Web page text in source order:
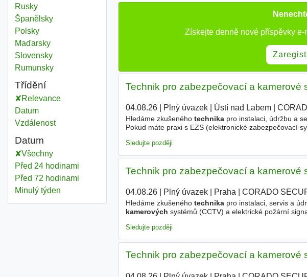
Rusky
Španělsky
Polsky
Maďarsky
Slovensky
Rumunsky
Třídění
Relevance
Datum
Vzdálenost
Datum
Všechny
Před 24 hodinami
Před 72 hodinami
Minulý týden
Získejte denně nové příspěvky
Technik pro zabezpečovací a kamerové
04.08.26| Plný úvazek| Ústí nad Labem|
Hledáme zkušeného technikapro instalaci, údržbu a
Pokud máte praxi s EZS (elektronické zabezpečovací
Sledujte později
Technik pro zabezpečovací a kamerové
04.08.26| Plný úvazek| Praha CORADO
Hledáme zkušeného technikapro instalaci, servis a
kamerových systémů (CCTV) a elektrické požární
Sledujte později
Technik pro zabezpečovací a kamerové